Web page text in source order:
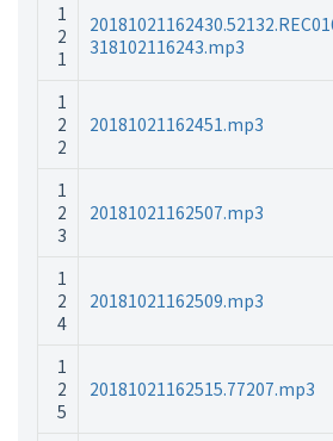
1
2
1
318102116243.mp3
1
2
2
20181021162451.mp3
1
2
3
20181021162507.mp3
1
2
4
20181021162509.mp3
1
2
5
20181021162515.77207.mp3